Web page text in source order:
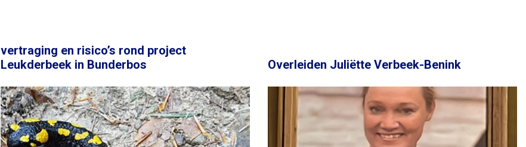
vertraging en risico’s rond project
Leukderbeek in Bunderbos
Overleiden Juliëtte Verbeek-Benink